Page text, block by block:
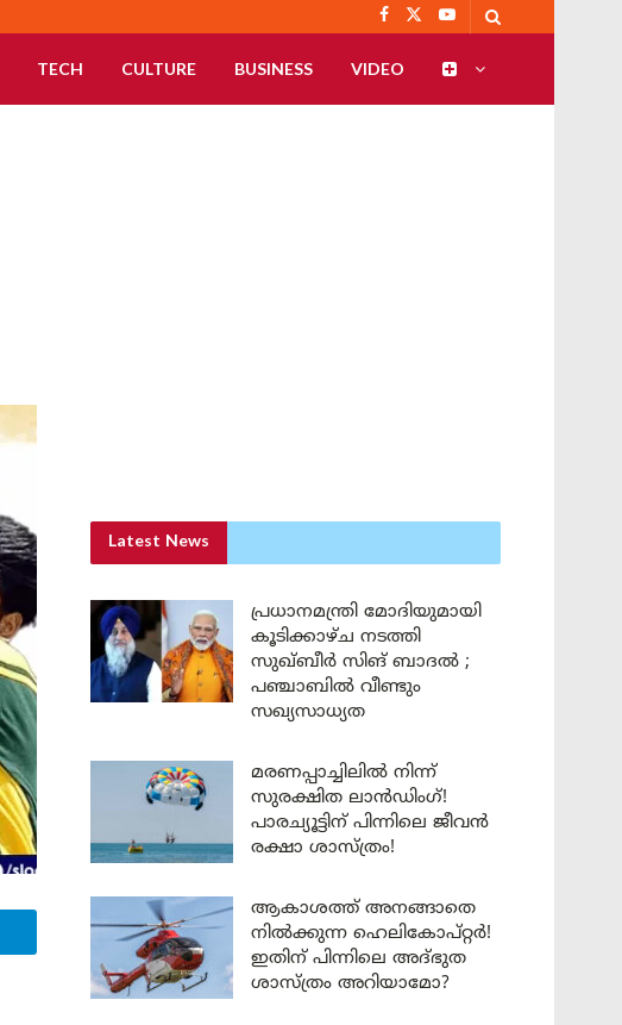
TECH CULTURE BUSINESS VIDEO
Latest News
പ്രധാനമന്ത്രി മോദിയുമായി
കൂടിക്കാഴ്ച നടത്തി
സുഖ്ബീർ സിങ് ബാദൽ ;
പഞ്ചാബിൽ വീണ്ടും
സഖ്യസാധ്യത
മരണപ്പാച്ചിലിൽ നിന്ന്
സുരക്ഷിത ലാൻഡിംഗ്!
പാരച്യൂട്ടിന് പിന്നിലെ ജീവൻ
രക്ഷാ ശാസ്ത്രം!
ആകാശത്ത് അനങ്ങാതെ
നില്‍ക്കുന്ന ഹെലികോപ്റ്റര്‍!
ഇതിന് പിന്നിലെ അദ്ഭുത
ശാസ്ത്രം അറിയാമോ?